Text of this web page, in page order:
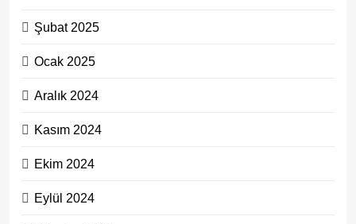
Şubat 2025
Ocak 2025
Aralık 2024
Kasım 2024
Ekim 2024
Eylül 2024